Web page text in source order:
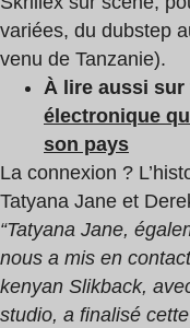
variées, du dubstep
venu de Tanzanie).
À lire aussi
électronique
son pays
La connexion ?
Tatyana Jane et
“Tatyana Jane,
nous a mis en
kenyan Slikback,
studio, a finalisé